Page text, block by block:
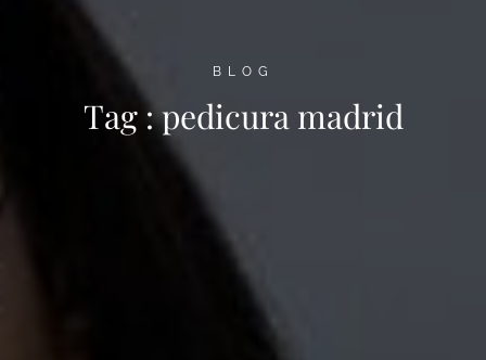
BLOG
Tag :pedicura madrid